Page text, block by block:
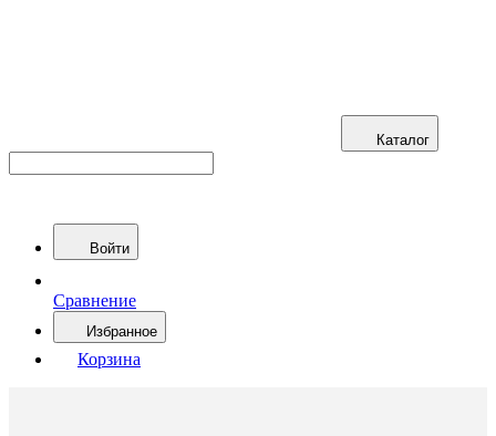
Каталог
Войти
Сравнение
Избранное
Корзина